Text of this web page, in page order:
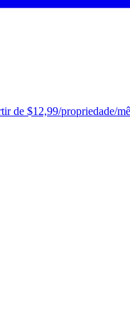
de $12,99/propriedade/